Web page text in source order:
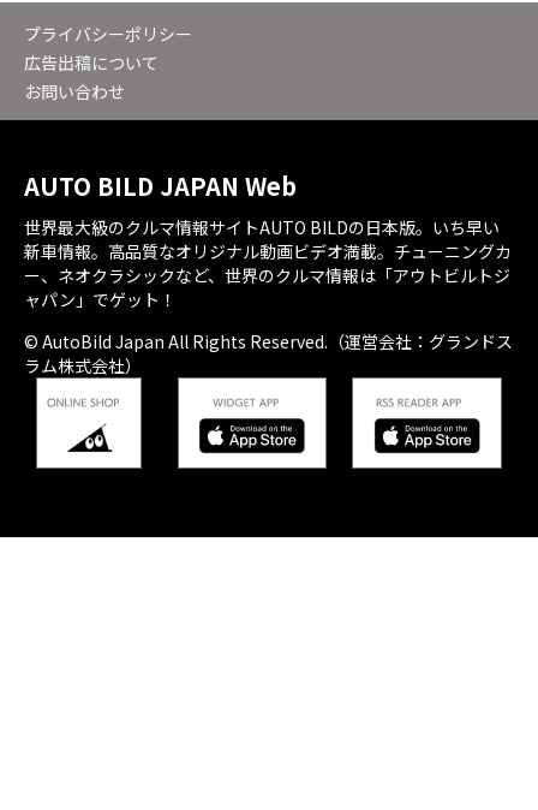
プライバシーポリシー
広告出稿について
お問い合わせ
AUTO BILD JAPAN Web
世界最大級のクルマ情報サイトAUTO BILDの日本版。いち早い
新車情報。高品質なオリジナル動画ビデオ満載。チューニングカ
ー、ネオクラシックなど、世界のクルマ情報は「アウトビルトジ
ャパン」でゲット！
© AutoBild Japan All Rights Reserved.（運営会社：グランドス
ラム株式会社）